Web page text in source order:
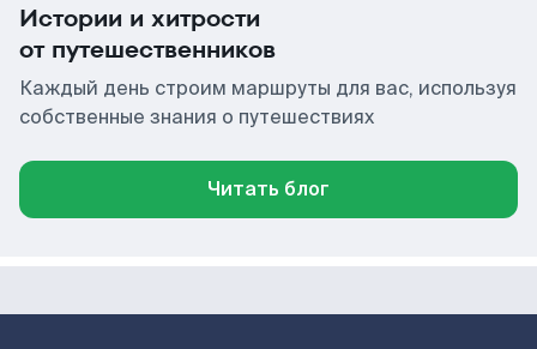
Истории и хитрости
от путешественников
Каждый день строим маршруты для вас, используя
собственные знания о путешествиях
Читать блог